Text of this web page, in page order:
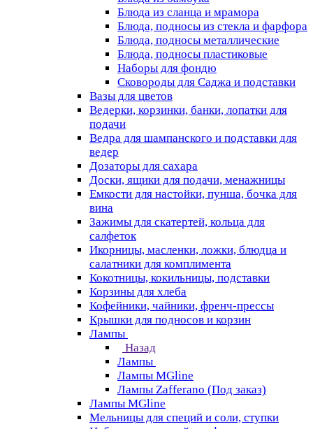
Блюда из сланца и мрамора
Блюда, подносы из стекла и фарфора
Блюда, подносы металлические
Блюда, подносы пластиковые
Наборы для фондю
Сковороды для Саджа и подставки
Вазы для цветов
Ведерки, корзинки, банки, лопатки для
подачи
Ведра для шампанского и подставки для
ведер
Дозаторы для сахара
Доски, ящики для подачи, менажницы
Емкости для настойки, пунша, бочка для
вина
Зажимы для скатертей, кольца для
салфеток
Икорницы, масленки, ложки, блюдца и
салатники для комплимента
Кокотницы, кокильницы, подставки
Корзины для хлеба
Кофейники, чайники, френч-прессы
Крышки для подносов и корзин
Лампы
Назад
Лампы
Лампы MGline
Лампы Zafferano (Под заказ)
Лампы MGline
Мельницы для специй и соли, ступки